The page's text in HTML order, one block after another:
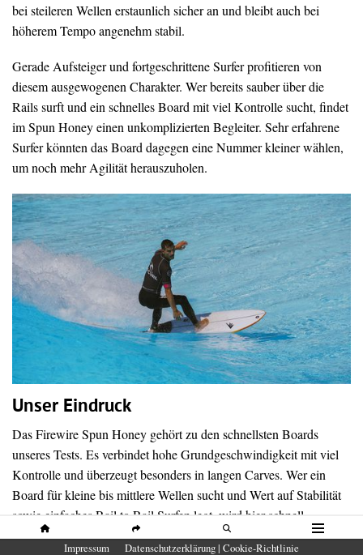
SHARE SUCHE
bei steileren Wellen erstaunlich sicher an und bleibt auch bei
höherem Tempo angenehm stabil.
Gerade Aufsteiger und fortgeschrittene Surfer profitieren von
diesem ausgewogenen Charakter. Wer bereits sauber über die
Rails surft und ein schnelles Board mit viel Kontrolle sucht, findet
im Spun Honey einen unkomplizierten Begleiter. Sehr erfahrene
Surfer könnten das Board dagegen eine Nummer kleiner wählen,
um noch mehr Agilität herauszuholen.
Unser Eindruck
Das Firewire Spun Honey gehört zu den schnellsten Boards
unseres Tests. Es verbindet hohe Grundgeschwindigkeit mit viel
Kontrolle und überzeugt besonders in langen Carves. Wer ein
Board für kleine bis mittlere Wellen sucht und Wert auf Stabilität
sowie einfaches Rail to Rail Surfen legt, wird hier schnell
glücklich.
Impressum Datenschutzerklärung | Cookie-Richtlinie